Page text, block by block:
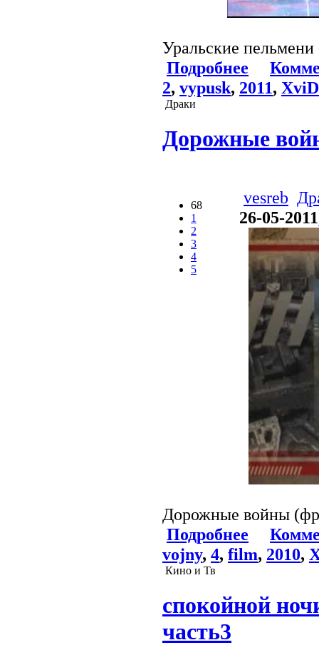
Уральские
Подробнее
2, vypusk, 2011, XviD
Драки
Дорожные
68
1
2
3
4
5
vesreb
26-05-
Дорожные войны
Подробнее
vojny, 4, film, 2010,
Кино и Тв
спокойной
часть3